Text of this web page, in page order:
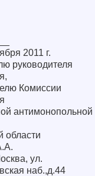
2011 г.
руководителя
Комиссии
антимонопольной
области
ул.
наб.,д.44